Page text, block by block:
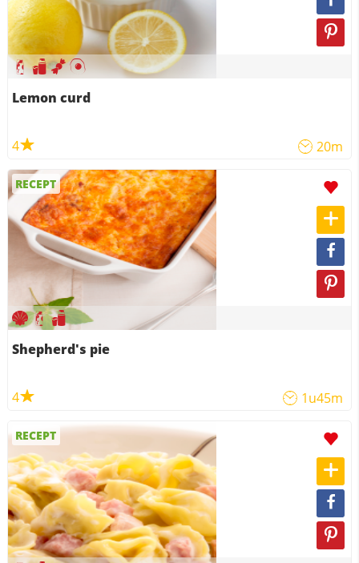
Lemon curd
4 20m
RECEPT
Shepherd's pie
4 1u45m
RECEPT